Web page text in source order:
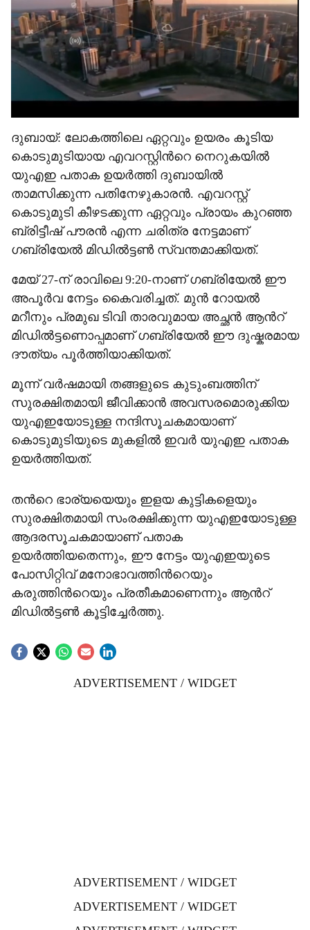
ദുബായ്: ലോകത്തിലെ ഏറ്റവും ഉയരം കൂടിയ
കൊടുമുടിയായ എവറസ്റ്റിന്‍റെ നെറുകയിൽ
യുഎഇ പതാക ഉയർത്തി ദുബായിൽ
താമസിക്കുന്ന പതിനേഴുകാരൻ. എവറസ്റ്റ്
കൊടുമുടി കീഴടക്കുന്ന ഏറ്റവും പ്രായം കുറഞ്ഞ
ബ്രിട്ടീഷ് പൗരൻ എന്ന ചരിത്ര നേട്ടമാണ്
ഗബ്രിയേൽ മിഡിൽട്ടൺ സ്വന്തമാക്കിയത്.
മേയ് 27-ന് രാവിലെ 9:20-നാണ് ഗബ്രിയേൽ ഈ
അപൂർവ നേട്ടം കൈവരിച്ചത്. മുൻ റോയൽ
മറീനും പ്രമുഖ ടിവി താരവുമായ അച്ഛൻ ആന്‍റ്
മിഡിൽട്ടണൊപ്പമാണ് ഗബ്രിയേൽ ഈ ദുഷ്കരമായ
ദൗത്യം പൂർത്തിയാക്കിയത്.
മൂന്ന് വർഷമായി തങ്ങളുടെ കുടുംബത്തിന്
സുരക്ഷിതമായി ജീവിക്കാൻ അവസരമൊരുക്കിയ
യുഎഇയോടുള്ള നന്ദിസൂചകമായാണ്
കൊടുമുടിയുടെ മുകളിൽ ഇവർ യുഎഇ പതാക
ഉയർത്തിയത്.
തന്‍റെ ഭാര്യയെയും ഇളയ കുട്ടികളെയും
സുരക്ഷിതമായി സംരക്ഷിക്കുന്ന യുഎഇയോടുള്ള
ആദരസൂചകമായാണ് പതാക
ഉയർത്തിയതെന്നും, ഈ നേട്ടം യുഎഇയുടെ
പോസിറ്റിവ് മനോഭാവത്തിന്‍റെയും
കരുത്തിന്‍റെയും പ്രതീകമാണെന്നും ആന്‍റ്
മിഡിൽട്ടൺ കൂട്ടിച്ചേർത്തു.
ADVERTISEMENT / WIDGET
ADVERTISEMENT / WIDGET
ADVERTISEMENT / WIDGET